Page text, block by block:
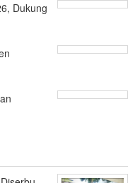
Dukung